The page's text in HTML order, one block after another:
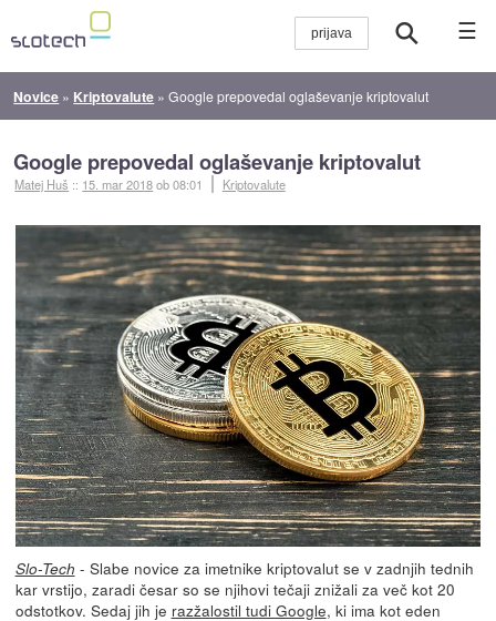
☰
Novice » Kriptovalute »Google prepovedal oglaševanje kriptovalut
Google prepovedal oglaševanje kriptovalut
Matej Huš :: 15. mar 2018ob 08:01 Kriptovalute
Slo-Tech - Slabe novice za imetnike kriptovalut se v zadnjih tednih
kar vrstijo, zaradi česar so se njihovi tečaji znižali za več kot 20
odstotkov. Sedaj jih je razžalostil tudi Google, ki ima kot eden